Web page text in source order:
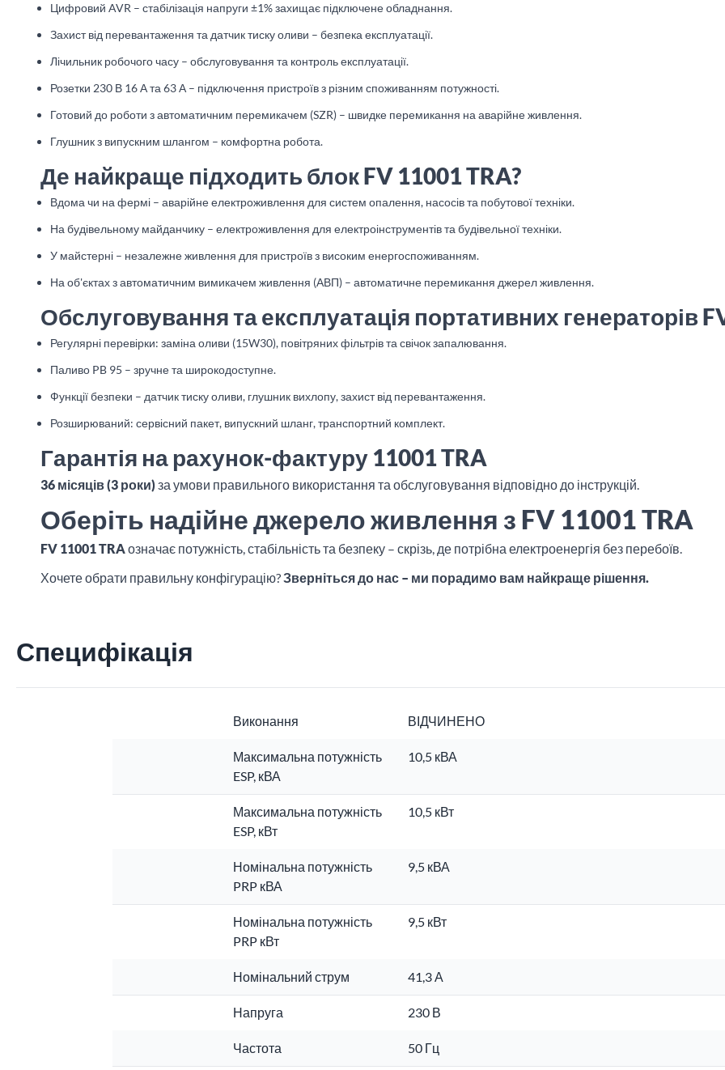
Цифровий AVR – стабілізація напруги ±1% захищає підключене обладнання.
Захист від перевантаження та датчик тиску оливи – безпека експлуатації.
Лічильник робочого часу – обслуговування та контроль експлуатації.
Розетки 230 В 16 А та 63 А – підключення пристроїв з різним споживанням потужності.
Готовий до роботи з автоматичним перемикачем (SZR) – швидке перемикання на аварійне живлення.
Глушник з випускним шлангом – комфортна робота.
Де найкраще підходить блок FV 11001 TRA?
Вдома чи на фермі – аварійне електроживлення для систем опалення, насосів та побутової техніки.
На будівельному майданчику – електроживлення для електроінструментів та будівельної техніки.
У майстерні – незалежне живлення для пристроїв з високим енергоспоживанням.
На об'єктах з автоматичним вимикачем живлення (АВП) – автоматичне перемикання джерел живлення.
Обслуговування та експлуатація портативних генераторів
Регулярні перевірки: заміна оливи (15W30), повітряних фільтрів та свічок запалювання.
Паливо PB 95 – зручне та широкодоступне.
Функції безпеки – датчик тиску оливи, глушник вихлопу, захист від перевантаження.
Розширюваний: сервісний пакет, випускний шланг, транспортний комплект.
Гарантія на рахунок-фактуру 11001 TRA
36 місяців (3 роки)за умови правильного використання та обслуговування відповідно до інструкцій.
Оберіть надійне джерело живлення з FV 11001 TRA
FV 11001 TRAозначає потужність, стабільність та безпеку – скрізь, де потрібна електроенергія без перебоїв.
Хочете обрати правильну конфігурацію?Зверніться до нас – ми порадимо вам найкраще рішення.
Специфікація
Виконання ВІДЧИНЕНО
Максимальна потужність
ESP, кВА
10,5 кВА
Максимальна потужність
ESP, кВт
10,5 кВт
Номінальна потужність
PRP кВА
9,5 кВА
Номінальна потужність
PRP кВт
9,5 кВт
Номінальний струм 41,3 А
Напруга 230 В
Частота 50 Гц